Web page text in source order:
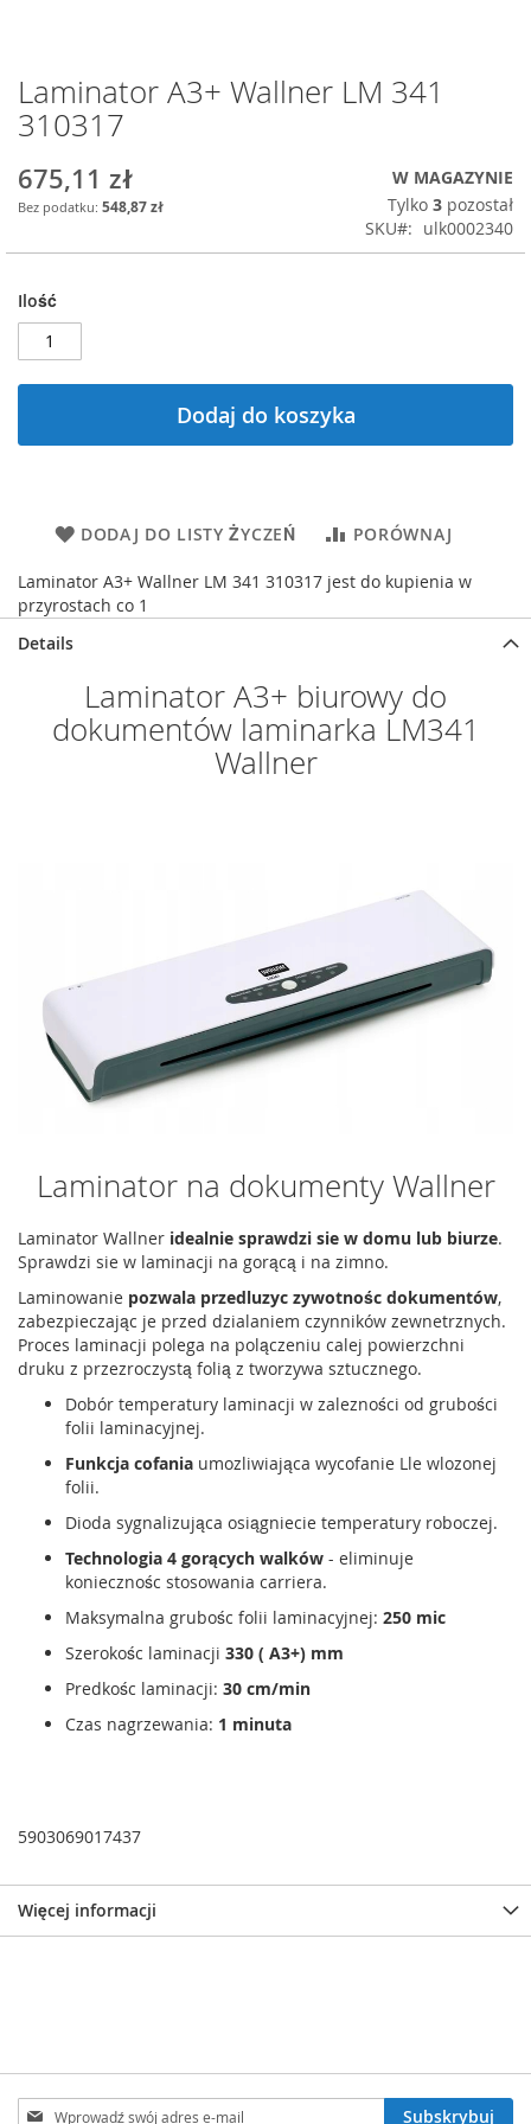
Przejdź
na
początek
Laminator A3+ Wallner LM 341
310317
675,11 zł
548,87 zł
W MAGAZYNIE
Tylko 3 pozostał
SKU
ulk0002340
Ilość
Dodaj do koszyka
DODAJ DO LISTY ŻYCZEŃ PORÓWNAJ
Laminator A3+ Wallner LM 341 310317 jest do kupienia w
przyrostach co 1
Details
Laminator A3+ biurowy do
dokumentów laminarka LM341
Wallner
Laminator na dokumenty Wallner
Laminator Wallner idealnie sprawdzi sie w domu lub biurze.
Sprawdzi sie w laminacji na gorącą i na zimno.
Laminowanie pozwala przedluzyc zywotnośc dokumentów,
zabezpieczając je przed dzialaniem czynników zewnetrznych.
Proces laminacji polega na polączeniu calej powierzchni
druku z przezroczystą folią z tworzywa sztucznego.
Dobór temperatury laminacji w zalezności od grubości
folii laminacyjnej.
Funkcja cofania umozliwiająca wycofanie Lle wlozonej
folii.
Dioda sygnalizująca osiągniecie temperatury roboczej.
Technologia 4 gorących walków - eliminuje
koniecznośc stosowania carriera.
Maksymalna grubośc folii laminacyjnej: 250 mic
Szerokośc laminacji 330 ( A3+) mm
Predkośc laminacji: 30 cm/min
Czas nagrzewania: 1 minuta
5903069017437
Więcej informacji
Subskrybuj
Subskrybuj